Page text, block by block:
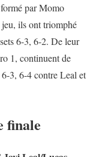
par Momo
ils ont triomphé
6-3, 6-2. De leur
1, continuent de
3, 6-4 contre Leal et
finale